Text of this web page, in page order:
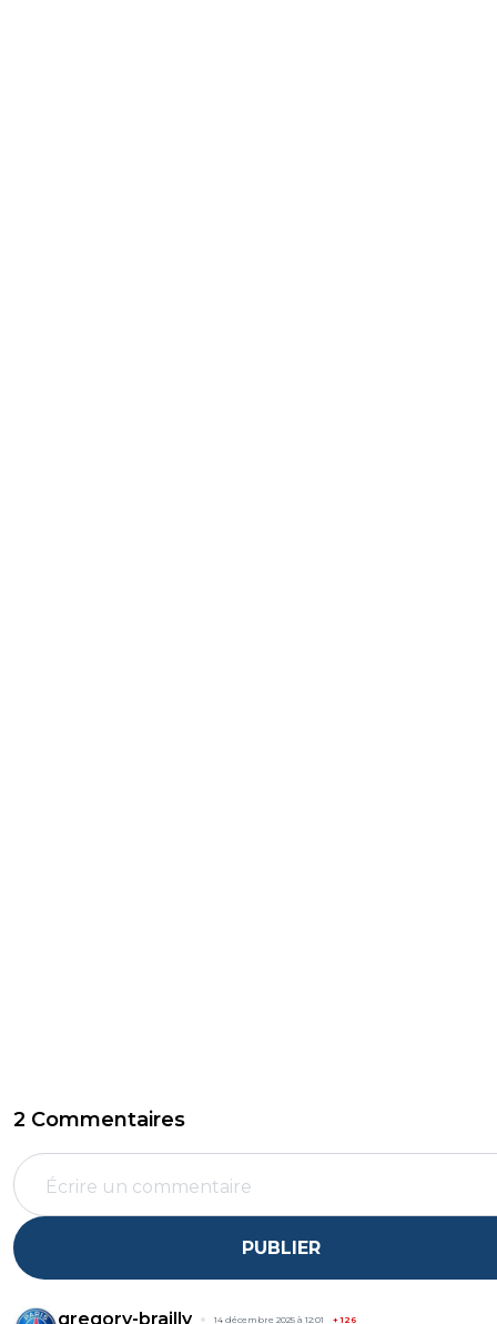
2 Commentaires
PUBLIER
gregory-brailly 14 décembre 2025 à 12:01 +126